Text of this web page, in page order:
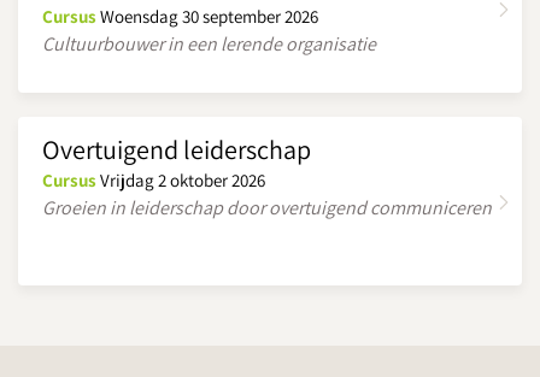
CursusWoensdag 30 september 2026
Cultuurbouwer in een lerende organisatie
Overtuigend leiderschap
CursusVrijdag 2 oktober 2026
Groeien in leiderschap door overtuigend communiceren